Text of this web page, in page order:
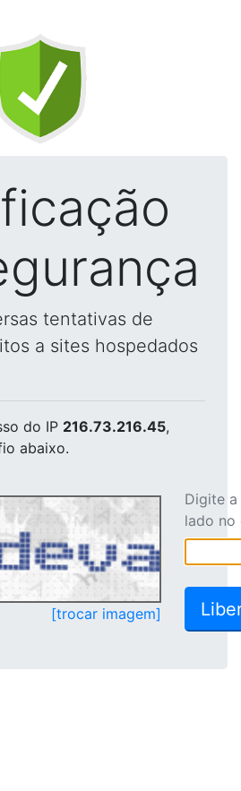
tentativas de
a sites hospedados
do IP 216.73.216.45,
abaixo.
[trocar imagem]
Digite
lado no